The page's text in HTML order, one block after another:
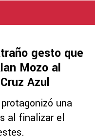
gesto que
Mozo al
Azul
una
al finalizar el